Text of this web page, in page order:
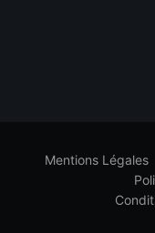
Mentions Légales